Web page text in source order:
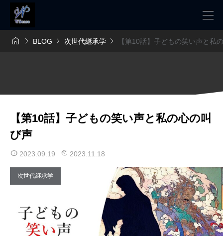
  BLOG  次世代継承学  【第10話】子どもの笑い声と私
【第10話】子どもの笑い声と私の心の叫
び声
2023.09.19 2023.11.18
次世代継承学